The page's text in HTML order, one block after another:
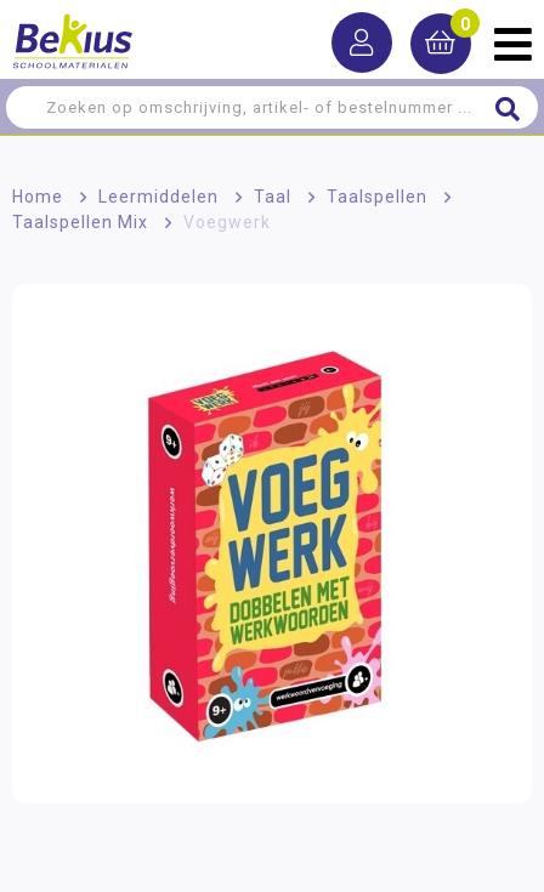
0
Home > Leermiddelen > Taal > Taalspellen
>
Taalspellen Mix
> Voegwerk